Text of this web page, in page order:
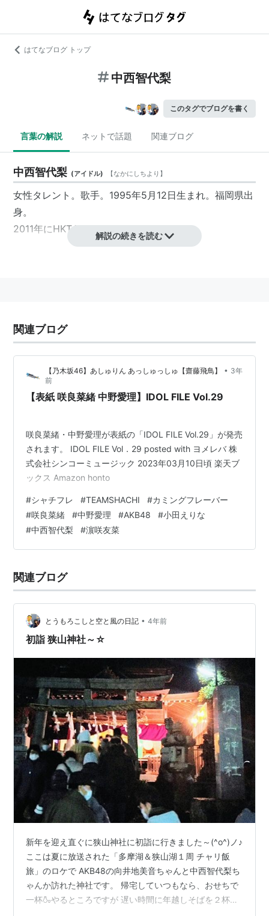
はてなブログ トップ
中西智代梨
このタグでブログを書く
言葉の解説 ネットで話題 関連ブログ
中西智代梨 (アイドル) 【なかにしちより 】
女性タレント。歌手。1995年5月12日生まれ。福岡県出
身。
2011年にHKT48のメンバーとなった。
解説の続きを読む
関連ブログ
【乃木坂46】あしゅりん あっしゅっしゅ【齋藤飛鳥】 • 3年
前
【表紙 咲良菜緒 中野愛理】IDOL FILE Vol.29
咲良菜緒・中野愛理が表紙の「IDOL FILE Vol.29」が発売
されます。 IDOL FILE Vol．29 posted with ヨメレバ 株
式会社シンコーミュージック 2023年03月10日頃 楽天ブ
ックス Amazon honto
#シャチフレ #TEAMSHACHI #カミングフレーバー
#咲良菜緒 #中野愛理 #AKB48 #小田えりな
#中西智代梨 #濵咲友菜
関連ブログ
とうもろこしと空と風の日記 • 4年前
初詣 狭山神社～☆
新年を迎え直ぐに狭山神社に初詣に行きました～(^o^)ノ♪
ここは夏に放送された「多摩湖＆狭山湖１周 チャリ飯
旅」のロケで AKB48の向井地美音ちゃんと中西智代梨ち
ゃんか訪れた神社です。 帰宅していつもなら、おせちで
一杯🍶やるところですが 遅い時間に年越しそばを２杯も